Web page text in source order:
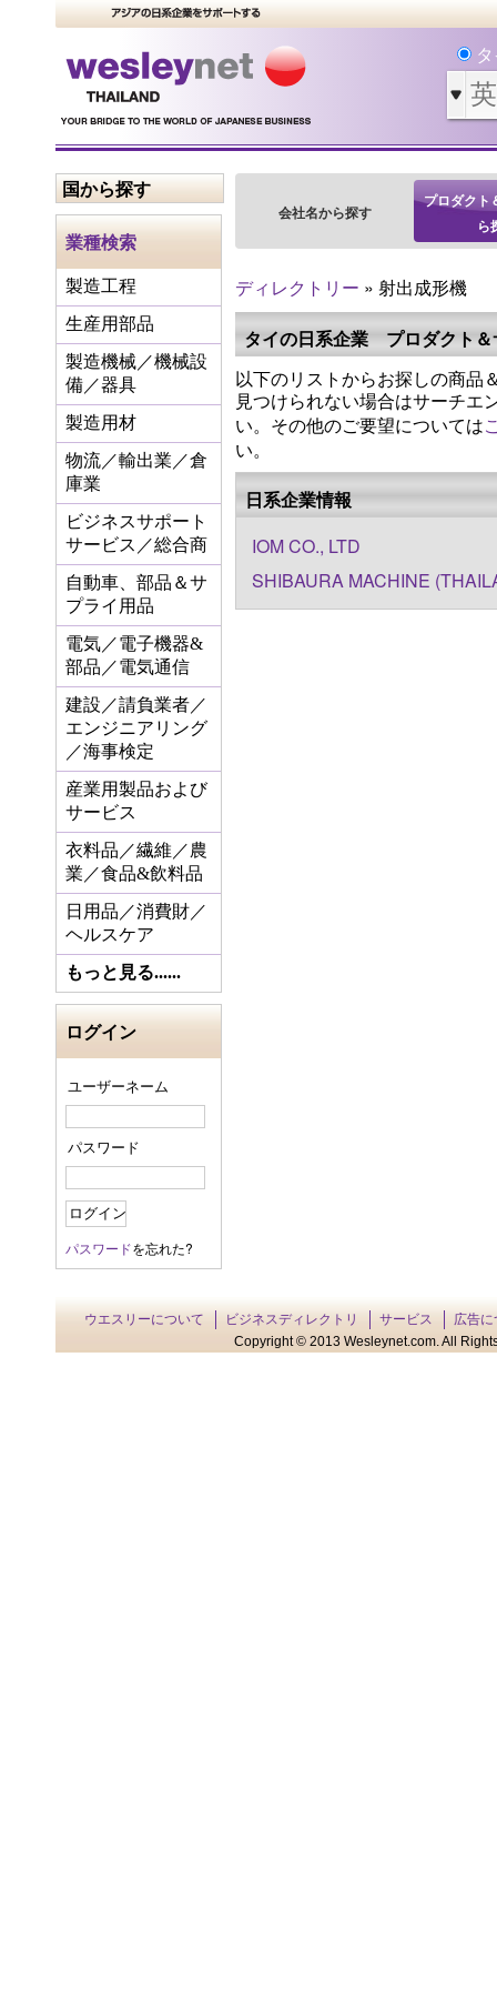
国から探す
業種検索
製造工程
生産用部品
製造機械／機械設
備／器具
製造用材
物流／輸出業／倉
庫業
ビジネスサポート
サービス／総合商
自動車、部品＆サ
プライ用品
電気／電子機器&
部品／電気通信
建設／請負業者／
エンジニアリング
／海事検定
産業用製品および
サービス
衣料品／繊維／農
業／食品&飲料品
日用品／消費財／
ヘルスケア
もっと見る......
ログイン
ユーザーネーム
パスワード
パスワードを忘れた?
会社名から探す
プロダクト
ら
ディレクトリー » 射出成形機
タイの日系企業 プロダクト＆
以下のリストからお探しの商品
見つけられない場合はサーチエ
い。その他のご要望については
い。
日系企業情報
IOM CO., LTD
SHIBAURA MACHINE
ウエスリーについて ビジネスディレクトリ サービス
広告に
Copyright © 2013 Wesleynet.com. All